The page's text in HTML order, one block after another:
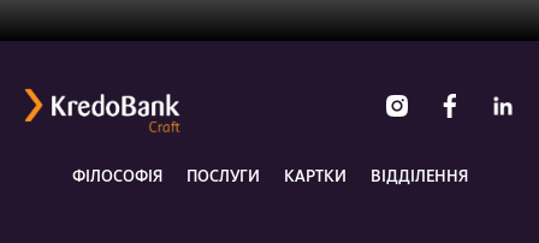
ФІЛОСОФІЯ ПОСЛУГИ КАРТКИ ВІДДІЛЕННЯ